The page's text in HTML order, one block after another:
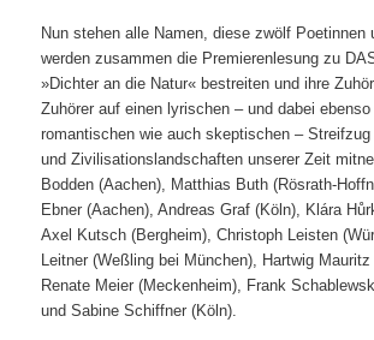
Nun stehen alle Namen, diese zwölf Poetinnen
werden zusammen die Premierenlesung zu
»Dichter an die Natur« bestreiten und ihre
Zuhörer auf einen lyrischen – und dabei ebenso
romantischen wie auch skeptischen –
und Zivilisationslandschaften unserer Zeit
Bodden (Aachen), Matthias Buth (Rösrath-
Ebner (Aachen), Andreas Graf (Köln), Klára
Axel Kutsch (Bergheim), Christoph Leisten
Leitner (Weßling bei München), Hartwig Mauritz
Renate Meier (Meckenheim), Frank
und Sabine Schiffner (Köln).